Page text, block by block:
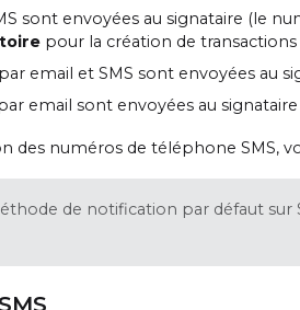
sont envoyées au signataire (le
pour la création de transactions
email et SMS sont envoyées au
email sont envoyées au signataire
des numéros de téléphone SMS,
de notification par défaut